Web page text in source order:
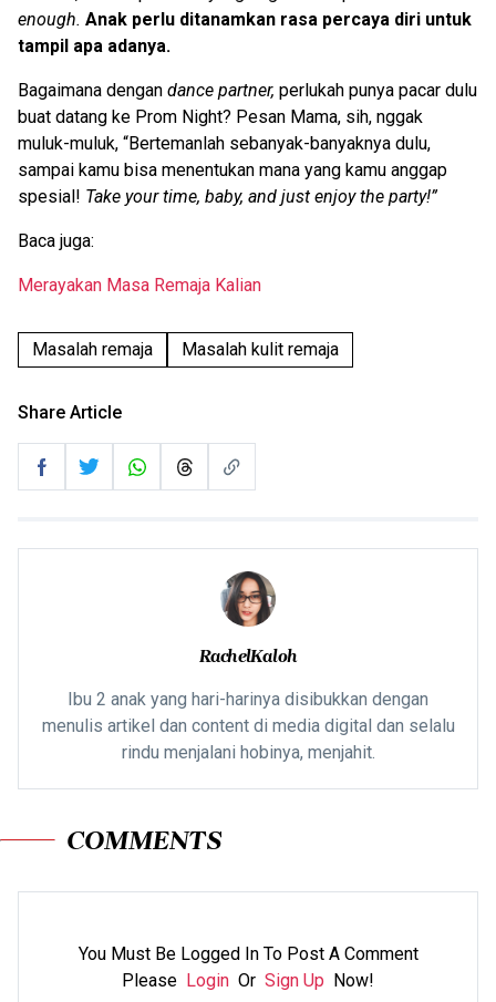
enough. Anak perlu ditanamkan rasa percaya diri untuk
tampil apa adanya.
Bagaimana dengan dance partner, perlukah punya pacar dulu
buat datang ke Prom Night? Pesan Mama, sih, nggak
muluk-muluk, “Bertemanlah sebanyak-banyaknya dulu,
sampai kamu bisa menentukan mana yang kamu anggap
spesial! Take your time, baby, and just enjoy the party!”
Baca juga:
Merayakan Masa Remaja Kalian
Masalah remaja Masalah kulit remaja
Share Article
RachelKaloh
Ibu 2 anak yang hari-harinya disibukkan dengan
menulis artikel dan content di media digital dan selalu
rindu menjalani hobinya, menjahit.
COMMENTS
You Must Be Logged In To Post A Comment
Please Login Or Sign Up Now!